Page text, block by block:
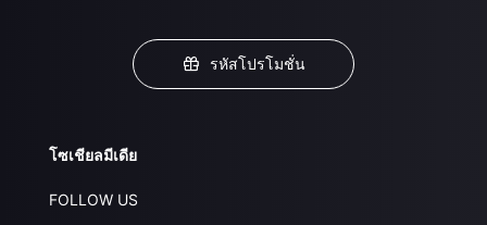
รหัสโปรโมชั่น
โซเชียลมีเดีย
FOLLOW US